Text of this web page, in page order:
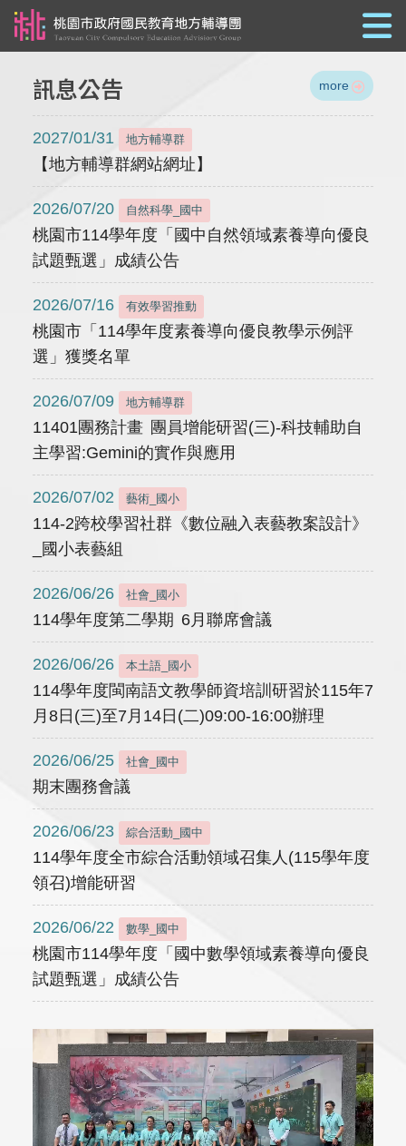
訊息公告 more
2027/01/31 地方輔導群
【地方輔導群網站網址】
2026/07/20 自然科學_國中
桃園市114學年度「國中自然領域素養導向優良
試題甄選」成績公告
2026/07/16 有效學習推動
桃園市「114學年度素養導向優良教學示例評
選」獲獎名單
2026/07/09 地方輔導群
11401團務計畫 團員增能研習(三)-科技輔助自
主學習:Gemini的實作與應用
2026/07/02 藝術_國小
114-2跨校學習社群《數位融入表藝教案設計》
_國小表藝組
2026/06/26 社會_國小
114學年度第二學期 6月聯席會議
2026/06/26 本土語_國小
114學年度閩南語文教學師資培訓研習於115年7
月8日(三)至7月14日(二)09:00-16:00辦理
2026/06/25 社會_國中
期末團務會議
2026/06/23 綜合活動_國中
114學年度全市綜合活動領域召集人(115學年度
領召)增能研習
2026/06/22 數學_國中
桃園市114學年度「國中數學領域素養導向優良
試題甄選」成績公告